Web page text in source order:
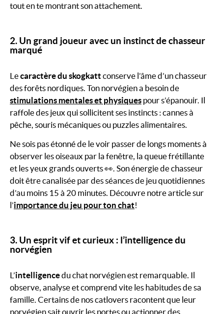
tout en te montrant son attachement.
2. Un grand joueur avec un instinct de chasseur
marqué
Lecaractère du skogkatt conserve l’âme d’un chasseur
des forêts nordiques. Ton norvégien a besoin de
stimulations mentales et physiques pour s’épanouir. Il
raffole des jeux qui sollicitent ses instincts : cannes à
pêche, souris mécaniques ou puzzles alimentaires.
Ne sois pas étonné de le voir passer de longs moments à
observer les oiseaux par la fenêtre, la queue frétillante
et les yeux grands ouverts 👀. Son énergie de chasseur
doit être canalisée par des séances de jeu quotidiennes
d’au moins 15 à 20 minutes. Découvre notre article sur
l’importance du jeu pour ton chat!
3. Un esprit vif et curieux : l’intelligence du
norvégien
L’intelligencedu chat norvégien est remarquable. Il
observe, analyse et comprend vite les habitudes de sa
famille. Certains de nos catlovers racontent que leur
norvégien sait ouvrir les portes ou actionner des